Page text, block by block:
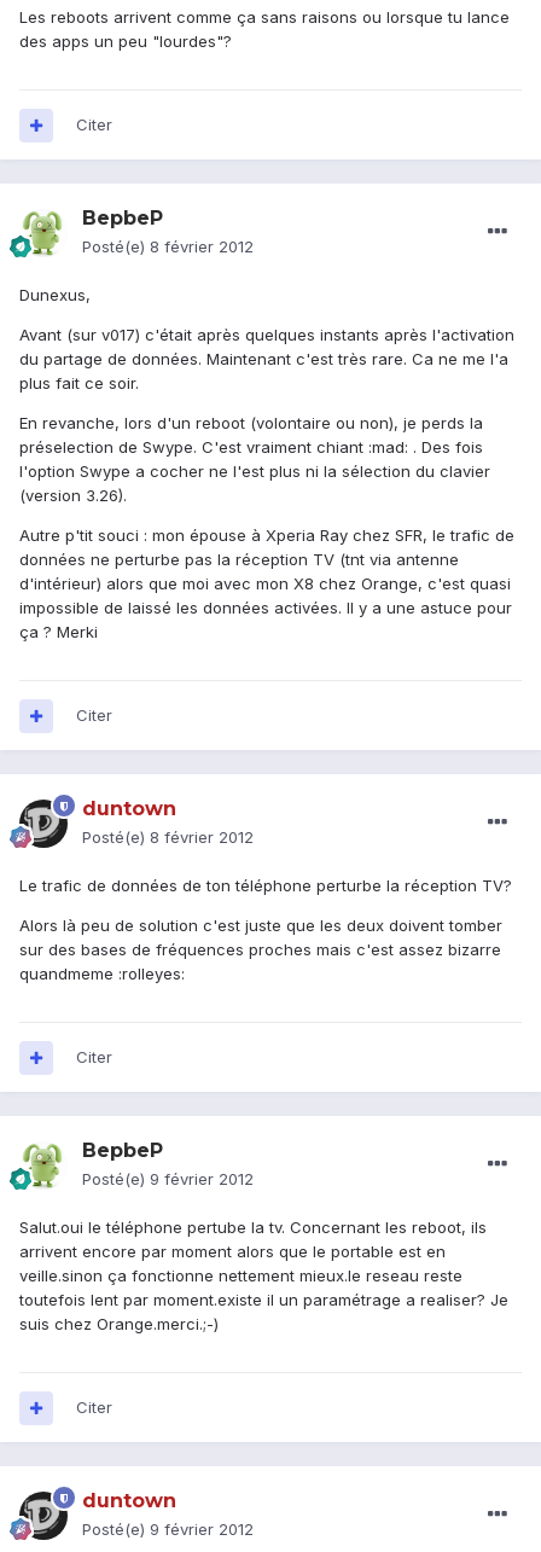
Les reboots arrivent comme ça sans raisons ou lorsque tu lance
des apps un peu "lourdes"?
Citer
BepbeP
Posté(e) 8 février 2012
Dunexus,
Avant (sur v017) c'était après quelques instants après l'activation
du partage de données. Maintenant c'est très rare. Ca ne me l'a
plus fait ce soir.
En revanche, lors d'un reboot (volontaire ou non), je perds la
préselection de Swype. C'est vraiment chiant :mad: . Des fois
l'option Swype a cocher ne l'est plus ni la sélection du clavier
(version 3.26).
Autre p'tit souci : mon épouse à Xperia Ray chez SFR, le trafic de
données ne perturbe pas la réception TV (tnt via antenne
d'intérieur) alors que moi avec mon X8 chez Orange, c'est quasi
impossible de laissé les données activées. Il y a une astuce pour
ça ? Merki
Citer
duntown
Posté(e) 8 février 2012
Le trafic de données de ton téléphone perturbe la réception TV?
Alors là peu de solution c'est juste que les deux doivent tomber
sur des bases de fréquences proches mais c'est assez bizarre
quandmeme :rolleyes:
Citer
BepbeP
Posté(e) 9 février 2012
Salut.oui le téléphone pertube la tv. Concernant les reboot, ils
arrivent encore par moment alors que le portable est en
veille.sinon ça fonctionne nettement mieux.le reseau reste
toutefois lent par moment.existe il un paramétrage a realiser? Je
suis chez Orange.merci.;-)
Citer
duntown
Posté(e) 9 février 2012